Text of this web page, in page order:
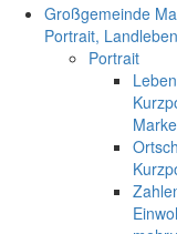
Großgemeinde
Portrait,
Portrait